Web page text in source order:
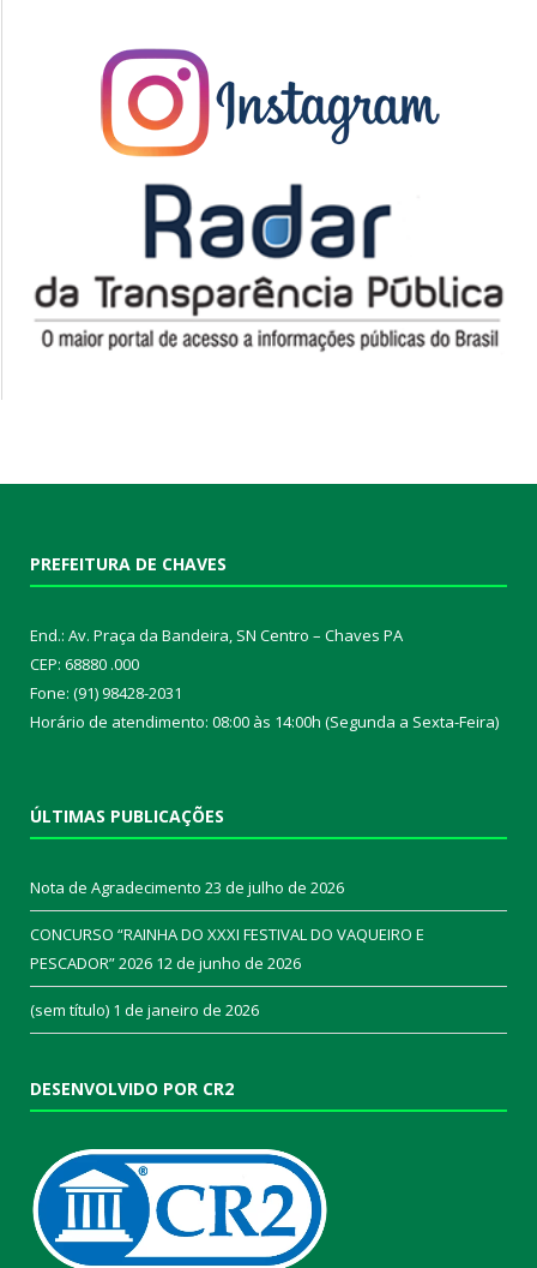
PREFEITURA DE CHAVES
End.: Av. Praça da Bandeira, SN Centro – Chaves PA
CEP: 68880 .000
Fone: (91) 98428-2031
Horário de atendimento: 08:00 às 14:00h (Segunda a Sexta-Feira)
ÚLTIMAS PUBLICAÇÕES
Nota de Agradecimento 23 de julho de 2026
CONCURSO “RAINHA DO XXXI FESTIVAL DO VAQUEIRO E
PESCADOR” 2026 12 de junho de 2026
(sem título) 1 de janeiro de 2026
DESENVOLVIDO POR CR2